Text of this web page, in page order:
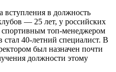
вступления в должность
— 25 лет, у российских
топ-менеджером
стал 40-летний специалист. В
был назначен почти
должности этому